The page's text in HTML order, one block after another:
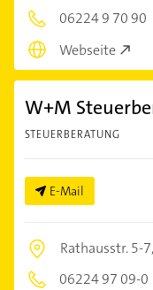
06224 9 70 90
Webseite
W+M
STEUERBERATUNG
E-Mail
Rathausstr. 5-7,
06224 97 09-0